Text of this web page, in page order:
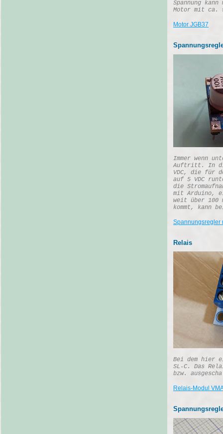
Spannung
Motor mit ca.
Motor JGB37
Immer wenn
Auftritt. In
VDC, die für
auf 5 VDC
die
mit Arduino,
weit über 100
kommt, kann
Spannungsregler
Relais
Bei dem hier
SL-C. Das
bzw.
Relais-Modul